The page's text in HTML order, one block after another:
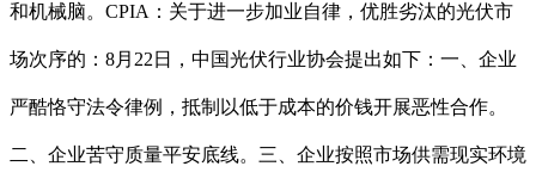
和机械脑。CPIA：关于进一步加业自律，优胜劣汰的光伏市
场次序的：8月22日，中国光伏行业协会提出如下：一、企业
严酷恪守法令律例，抵制以低于成本的价钱开展恶性合作。
二、企业苦守质量平安底线。三、企业按照市场供需现实环境